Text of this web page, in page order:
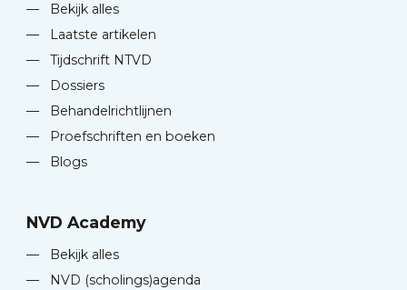
—
Bekijk alles
—
Laatste artikelen
—
Tijdschrift NTVD
—
Dossiers
—
Behandelrichtlijnen
—
Proefschriften en boeken
—
Blogs
NVD Academy
—
Bekijk alles
—
NVD (scholings)agenda